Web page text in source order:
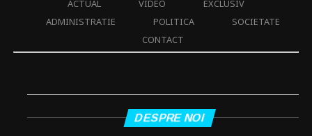
ACTUAL VIDEO
EXCLUSIV
ADMINISTRATIE
POLITICA
SOCIETATE
CONTACT
DESPRE NOI